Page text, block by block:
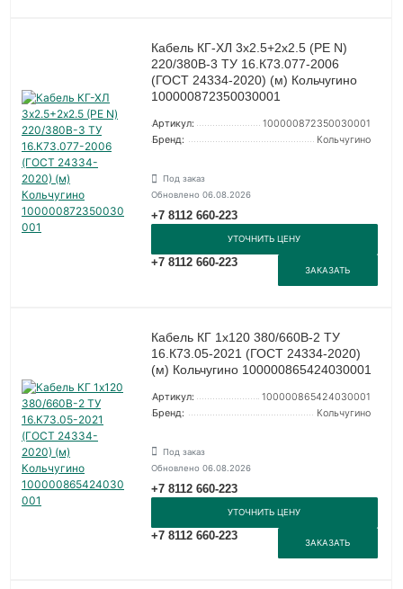
Кабель КГ-ХЛ 3х2.5+2х2.5 (PE N)
220/380В-3 ТУ 16.К73.077-2006
(ГОСТ 24334-2020) (м) Кольчугино
100000872350030001
Артикул:
100000872350030001
Бренд:
Кольчугино
Под заказ
Обновлено 06.08.2026
+7 8112 660-223
УТОЧНИТЬ ЦЕНУ
+7 8112 660-223
ЗАКАЗАТЬ
Кабель КГ 1х120 380/660В-2 ТУ
16.К73.05-2021 (ГОСТ 24334-2020)
(м) Кольчугино 100000865424030001
Артикул:
100000865424030001
Бренд:
Кольчугино
Под заказ
Обновлено 06.08.2026
+7 8112 660-223
УТОЧНИТЬ ЦЕНУ
+7 8112 660-223
ЗАКАЗАТЬ